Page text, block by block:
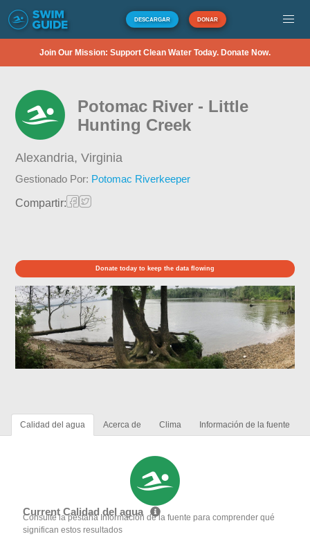
DESCARGAR DONAR
Join Our Mission: Support Clean Water Today. Donate Now.
Potomac River - Little
Hunting Creek
Alexandria,Virginia
Gestionado Por: Potomac Riverkeeper
Compartir:
Donate today to keep the data flowing
Calidad del agua Acerca de Clima Información de la fuente
Current Calidad del agua
Consulte la pestaña Información de la fuente para comprender qué
significan estos resultados